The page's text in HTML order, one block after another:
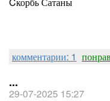
комментарии: 1
...
29-07-2025 15:27